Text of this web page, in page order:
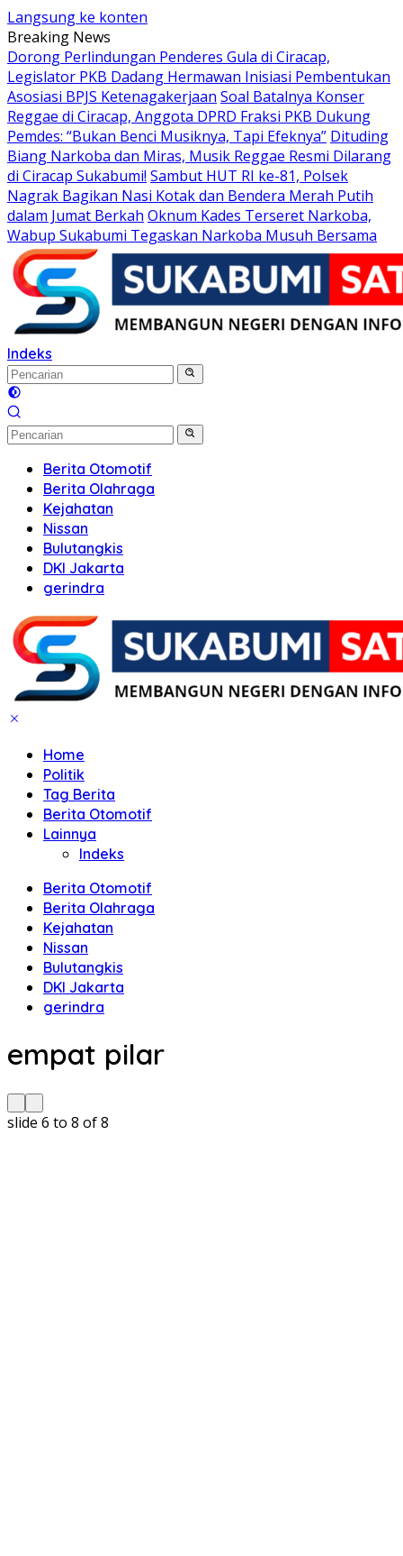
Langsung ke konten
Breaking News
Dorong Perlindungan Penderes Gula di Ciracap,
Legislator PKB Dadang Hermawan Inisiasi Pembentukan
Asosiasi BPJS Ketenagakerjaan Soal Batalnya Konser
Reggae di Ciracap, Anggota DPRD Fraksi PKB Dukung
Pemdes: “Bukan Benci Musiknya, Tapi Efeknya” Dituding
Biang Narkoba dan Miras, Musik Reggae Resmi Dilarang
di Ciracap Sukabumi! Sambut HUT RI ke-81, Polsek
Nagrak Bagikan Nasi Kotak dan Bendera Merah Putih
dalam Jumat Berkah Oknum Kades Terseret Narkoba,
Wabup Sukabumi Tegaskan Narkoba Musuh Bersama
Indeks
Berita Otomotif
Berita Olahraga
Kejahatan
Nissan
Bulutangkis
DKI Jakarta
gerindra
Home
Politik
Tag Berita
Berita Otomotif
Lainnya
Indeks
Berita Otomotif
Berita Olahraga
Kejahatan
Nissan
Bulutangkis
DKI Jakarta
gerindra
empat pilar
slide 6 to 8 of 8